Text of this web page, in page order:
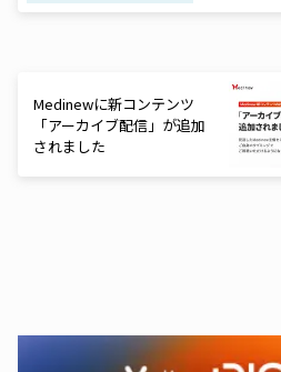
Medinewに新コンテンツ
「アーカイブ配信」が追加
されました